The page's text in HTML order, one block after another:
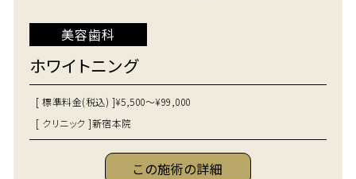
美容歯科
ホワイトニング
[ 標準料金(税込) ]¥5,500～¥99,000
[ クリニック ]新宿本院
この施術の詳細